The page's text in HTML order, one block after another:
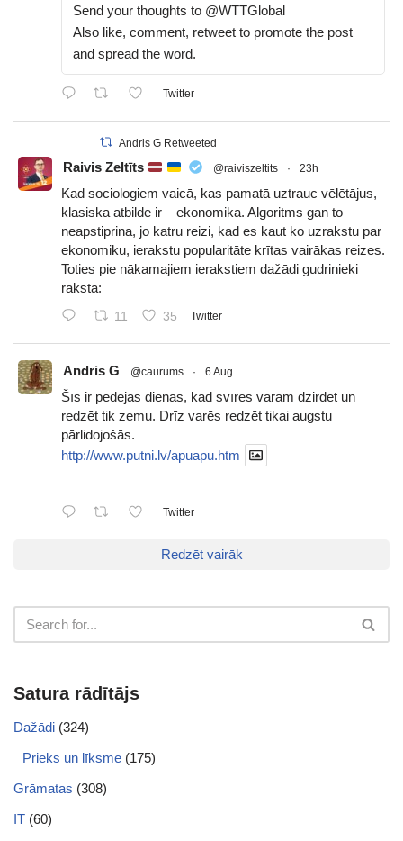
Send your thoughts to @WTTGlobal
Also like, comment, retweet to promote the post
and spread the word.
Twitter
Andris G Retweeted
Raivis Zeltīts @raiviszeltits · 23h
Kad sociologiem vaicā, kas pamatā uztrauc vēlētājus,
klasiska atbilde ir – ekonomika. Algoritms gan to
neapstiprina, jo katru reizi, kad es kaut ko uzrakstu par
ekonomiku, ierakstu popularitāte krītas vairākas reizes.
Toties pie nākamajiem ierakstiem dažādi gudrinieki
raksta:
11 35 Twitter
Andris G @caurums · 6 Aug
Šīs ir pēdējās dienas, kad svīres varam dzirdēt un
redzēt tik zemu. Drīz varēs redzēt tikai augstu
pārlidojošās.
http://www.putni.lv/apuapu.htm
Twitter
Redzēt vairāk
Satura rādītājs
Dažādi (324)
Prieks un līksme (175)
Grāmatas (308)
IT (60)